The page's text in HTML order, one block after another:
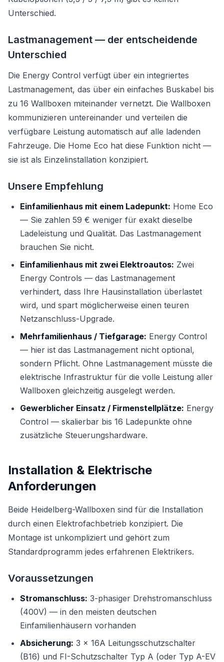
Unterschied.
Lastmanagement — der entscheidende
Unterschied
Die Energy Control verfügt über ein integriertes
Lastmanagement, das über ein einfaches Buskabel bis
zu 16 Wallboxen miteinander vernetzt. Die Wallboxen
kommunizieren untereinander und verteilen die
verfügbare Leistung automatisch auf alle ladenden
Fahrzeuge. Die Home Eco hat diese Funktion nicht —
sie ist als Einzelinstallation konzipiert.
Unsere Empfehlung
Einfamilienhaus mit einem Ladepunkt: Home Eco
— Sie zahlen 59 € weniger für exakt dieselbe
Ladeleistung und Qualität. Das Lastmanagement
brauchen Sie nicht.
Einfamilienhaus mit zwei Elektroautos: Zwei
Energy Controls — das Lastmanagement
verhindert, dass Ihre Hausinstallation überlastet
wird, und spart möglicherweise einen teuren
Netzanschluss-Upgrade.
Mehrfamilienhaus / Tiefgarage: Energy Control
— hier ist das Lastmanagement nicht optional,
sondern Pflicht. Ohne Lastmanagement müsste die
elektrische Infrastruktur für die volle Leistung aller
Wallboxen gleichzeitig ausgelegt werden.
Gewerblicher Einsatz / Firmenstellplätze: Energy
Control — skalierbar bis 16 Ladepunkte ohne
zusätzliche Steuerungshardware.
Installation & Elektrische
Anforderungen
Beide Heidelberg-Wallboxen sind für die Installation
durch einen Elektrofachbetrieb konzipiert. Die
Montage ist unkompliziert und gehört zum
Standardprogramm jedes erfahrenen Elektrikers.
Voraussetzungen
Stromanschluss: 3-phasiger Drehstromanschluss
(400V) — in den meisten deutschen
Einfamilienhäusern vorhanden
Absicherung: 3 × 16A Leitungsschutzschalter
(B16) und FI-Schutzschalter Typ A (oder Typ A-EV